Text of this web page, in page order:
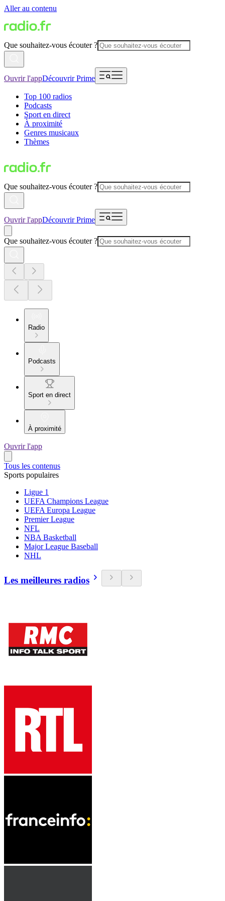
Aller au contenu
Que souhaitez-vous écouter ?
Ouvrir l'appDécouvrir Prime
Top 100 radios
Podcasts
Sport en direct
À proximité
Genres musicaux
Thèmes
Que souhaitez-vous écouter ?
Ouvrir l'appDécouvrir Prime
Que souhaitez-vous écouter ?
Radio
Podcasts
Sport en direct
À proximité
Ouvrir l'app
Tous les contenus
Sports populaires
Ligue 1
UEFA Champions League
UEFA Europa League
Premier League
NFL
NBA Basketball
Major League Baseball
NHL
Les meilleures radios